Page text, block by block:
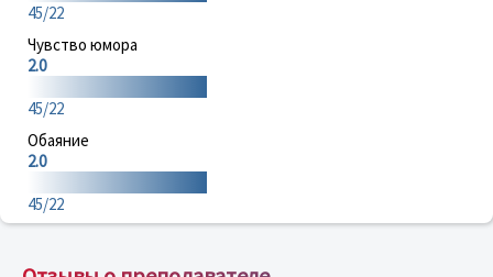
45/22
Чувство юмора
2.0
45/22
Обаяние
2.0
45/22